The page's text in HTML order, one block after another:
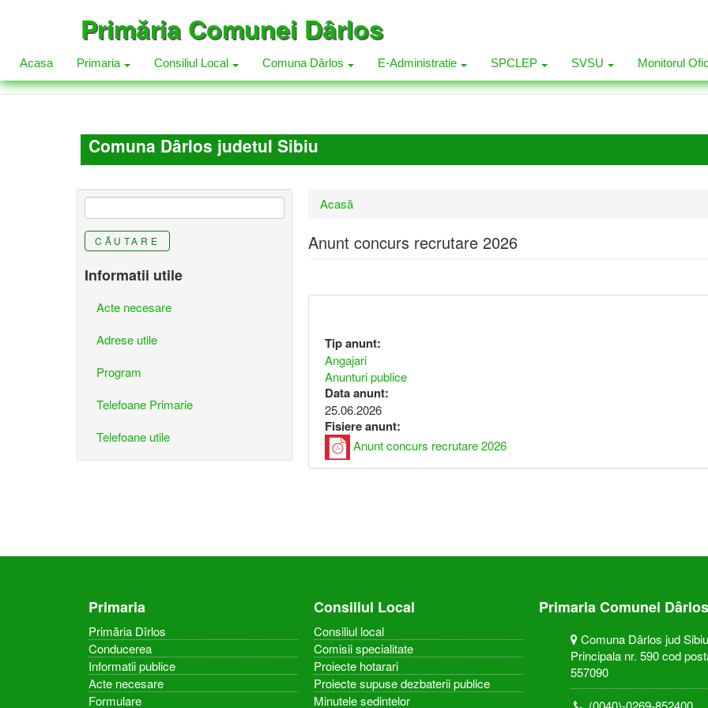
principal
Primăria Comunei Dârlos
Acasa Primaria Consiliul Local Comuna Dârlos E-Administratie SPCLEP SVSU Monitorul
Comuna Dârlos judetul Sibiu
Eşti
aici
Acasă
Anunt concurs recrutare 2026
Tip anunt:
Angajari
Anunturi publice
Data anunt:
25.06.2026
Fisiere anunt:
Anunt concurs recrutare 2026
CĂUTARE
Informatii utile
Acte necesare
Adrese utile
Program
Telefoane Primarie
Telefoane utile
Primaria
Primăria Dîrlos
Conducerea
Informatii publice
Acte necesare
Formulare
Consiliul Local
Consiliul local
Comisii specialitate
Proiecte hotarari
Proiecte supuse dezbaterii publice
Minutele sedintelor
Primaria Comunei Dârlos
Comuna Dârlos jud
Principala nr. 590 cod
557090